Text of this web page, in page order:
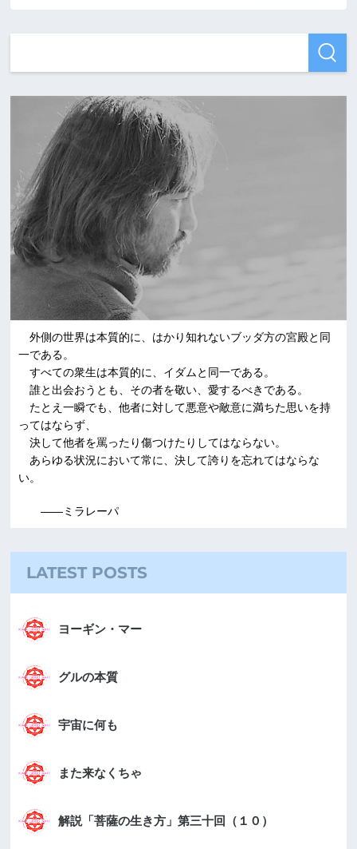
外側の世界は本質的に、はかり知れないブッダ方の宮殿と同
一である。
すべての衆生は本質的に、イダムと同一である。
誰と出会おうとも、その者を敬い、愛するべきである。
たとえ一瞬でも、他者に対して悪意や敵意に満ちた思いを持
ってはならず、
決して他者を罵ったり傷つけたりしてはならない。
あらゆる状況において常に、決して誇りを忘れてはならな
い。
――ミラレーパ
LATEST POSTS
ヨーギン・マー
グルの本質
宇宙に何も
また来なくちゃ
解説「菩薩の生き方」第三十回（１０）